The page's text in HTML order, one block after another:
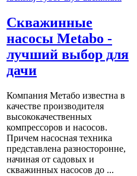
Скважинные
насосы Metabo -
лучший выбор для
дачи
Компания Метабо известна в
качестве производителя
высококачественных
компрессоров и насосов.
Причем насосная техника
представлена разносторонне,
начиная от садовых и
скважинных насосов до ...